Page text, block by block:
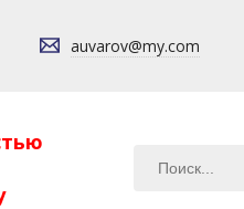
auvarov@my.com